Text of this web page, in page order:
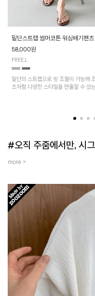
밑단스트랩 썸머코튼 워싱배기팬츠
58,000원
FREE,L
밑단의 스트랩으로 핏 조절이 가능해
츠처럼 다양한 스타일을 연출할 수 있
#오직 주줌에서만, 시
more >